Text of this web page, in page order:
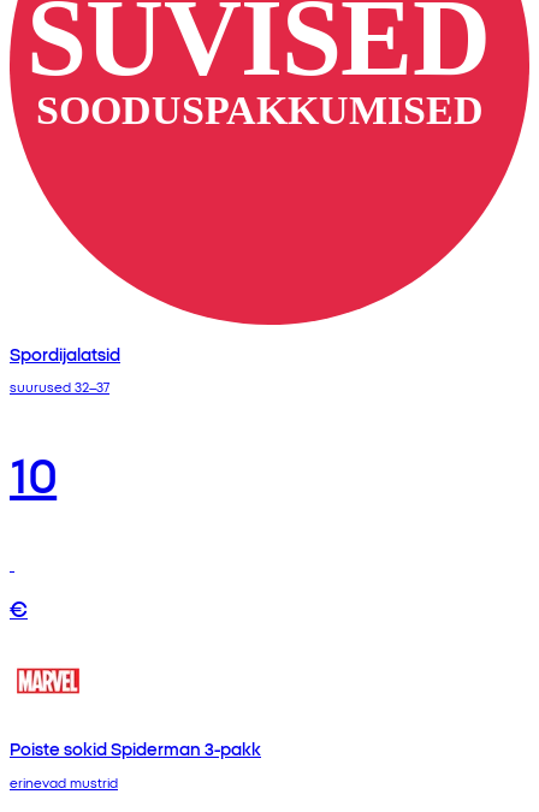
Spordijalatsid
suurused 32–37
10
€
Poiste sokid Spiderman 3-pakk
erinevad mustrid